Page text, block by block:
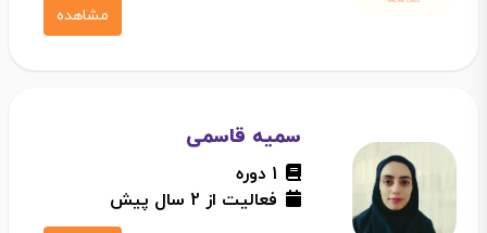
مشاهده
سمیه قاسمی
1 دوره
فعالیت از 2 سال پیش